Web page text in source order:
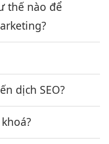
thế nào để
dịch SEO?